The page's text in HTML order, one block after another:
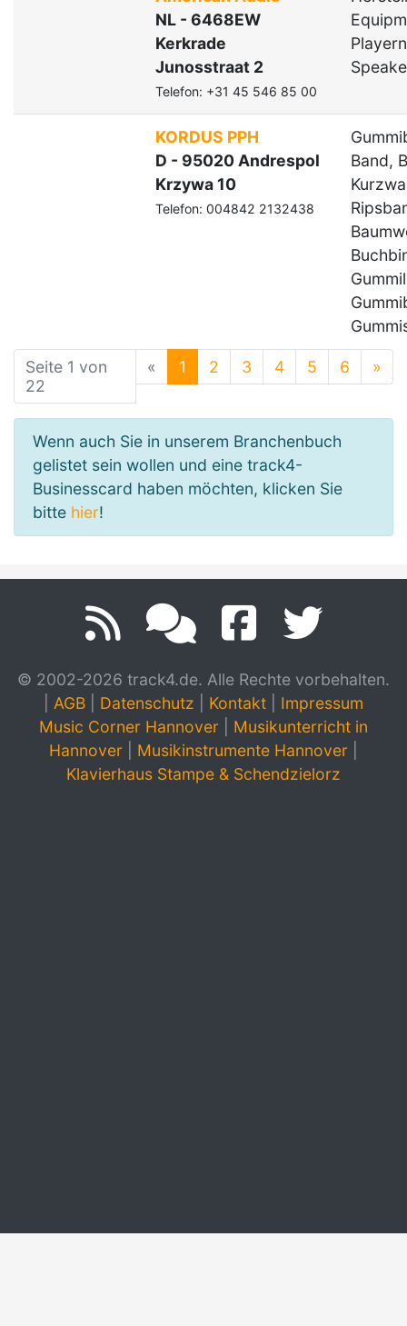
NL - 6468EW
Kerkrade
Junosstraat 2
Telefon: +31 45 546 85 00
KORDUS PPH
D - 95020 Andrespol
Krzywa 10
Telefon: 004842 2132438
Band,
Seite 1 von
22
« 1 2 3 4 5 6 »
Wenn auch Sie in unserem Branchenbuch
gelistet sein wollen und eine track4-
Businesscard haben möchten, klicken Sie
bitte hier!
© 2002-2026 track4.de. Alle Rechte vorbehalten.
AGB Datenschutz Kontakt
Impressum
Music Corner Hannover
Musikunterricht in
Hannover
Musikinstrumente Hannover
Klavierhaus Stampe & Schendzielorz